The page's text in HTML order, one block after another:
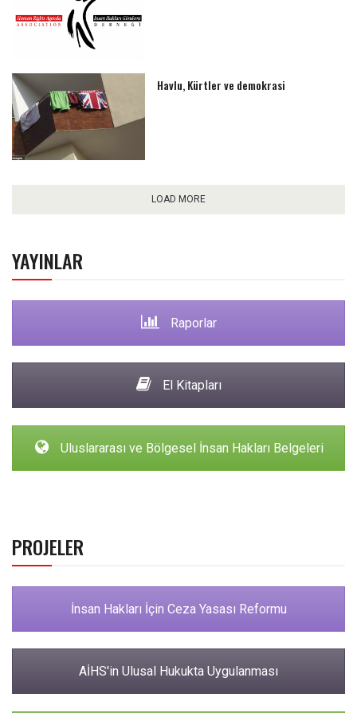
Havlu, Kürtler ve demokrasi
LOAD MORE
YAYINLAR
Raporlar
El Kitapları
Uluslararası ve Bölgesel İnsan Hakları Belgeleri
PROJELER
İnsan Hakları İçin Ceza Yasası Reformu
AİHS'in Ulusal Hukukta Uygulanması